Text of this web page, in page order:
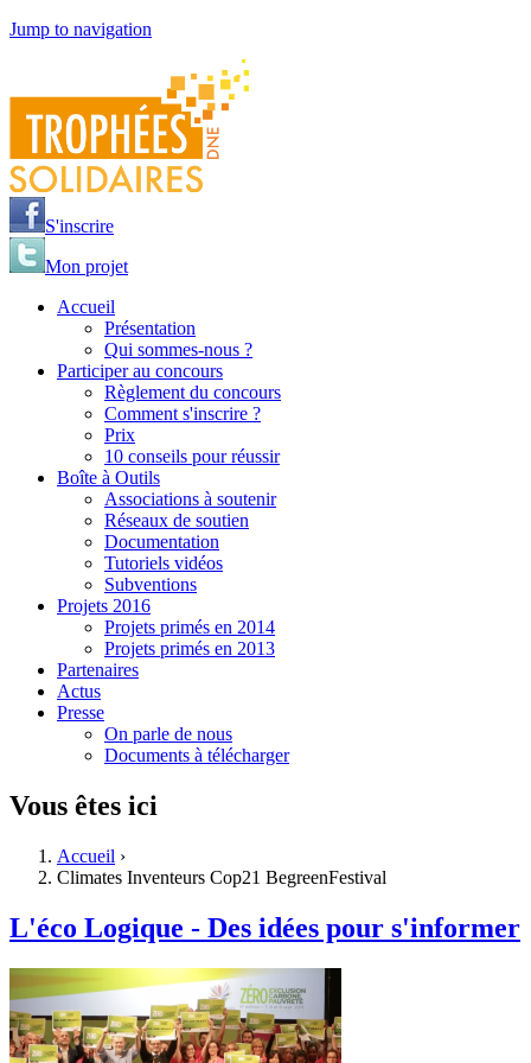
Jump to navigation
S'inscrire
Mon projet
Accueil
Présentation
Qui sommes-nous ?
Participer au concours
Règlement du concours
Comment s'inscrire ?
Prix
10 conseils pour réussir
Boîte à Outils
Associations à soutenir
Réseaux de soutien
Documentation
Tutoriels vidéos
Subventions
Projets 2016
Projets primés en 2014
Projets primés en 2013
Partenaires
Actus
Presse
On parle de nous
Documents à télécharger
Vous êtes ici
Accueil ›
Climates Inventeurs Cop21 BegreenFestival
L'éco Logique - Des idées pour s'informer